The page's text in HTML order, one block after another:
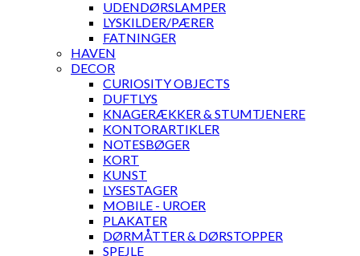
UDENDØRSLAMPER
LYSKILDER/PÆRER
FATNINGER
HAVEN
DECOR
CURIOSITY OBJECTS
DUFTLYS
KNAGERÆKKER & STUMTJENERE
KONTORARTIKLER
NOTESBØGER
KORT
KUNST
LYSESTAGER
MOBILE - UROER
PLAKATER
DØRMÅTTER & DØRSTOPPER
SPEJLE